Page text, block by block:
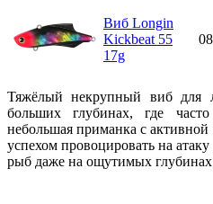
Виб Longin
Kickbeat 55
17g
Тяжёлый некрупный виб для
больших глубинах, где
небольшая приманка с
успехом провоцировать на
рыб даже на ощутимых